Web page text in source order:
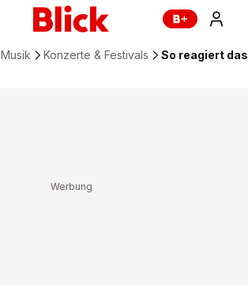
Musik Konzerte & Festivals So reagiert